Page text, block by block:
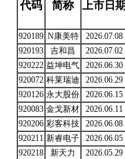
代码 简称 上市日期
920189 N康美特 2026.07.08
920193
吉和昌 2026.07.02
920222 益坤电气 2026.06.30
920072 科莱瑞迪 2026.06.29
920126 永大股份 2026.06.15
920083 金戈新材 2026.06.11
920206 彩客科技 2026.06.08
920211 新睿电子 2026.06.05
920218
新天力 2026.05.29